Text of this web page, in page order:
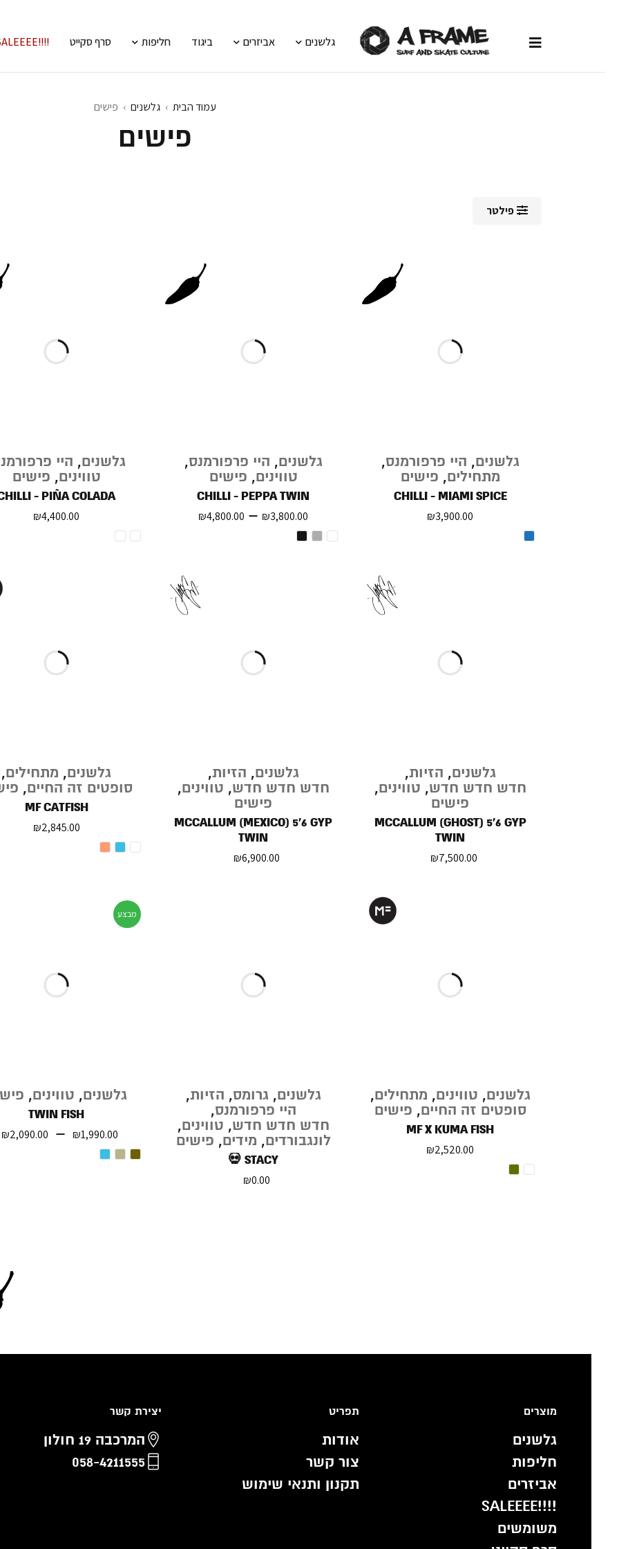
גלשנים אביזרים ביגוד חליפות סרף סקייט !!!!SALEEEE
עמוד הבית › גלשנים › פישים
פישים
פילטר
גלשנים, היי פרפורמנס,
מתחילים, פישים
CHILLI - MIAMI SPICE
₪3,900.00
גלשנים, היי פרפורמנס,
טווינים, פישים
CHILLI - PEPPA TWIN
₪3,800.00
–
₪4,800.00
גלשנים, היי
טווינים, פישים
- PIÑA COLADA
₪4,400.00
גלשנים, הזיות,
חדש חדש חדש, טווינים,
פישים
MCCALLUM (GHOST) 5'6 GYP
TWIN
₪7,500.00
גלשנים, הזיות,
חדש חדש חדש, טווינים,
פישים
MCCALLUM (MEXICO) 5'6 GYP
TWIN
₪6,900.00
גלשנים, מתחילים,
סופטים זה החיים,
MF CATFISH
₪2,845.00
גלשנים, טווינים, מתחילים,
סופטים זה החיים, פישים
MF X KUMA FISH
₪2,520.00
גלשנים, גרומס, הזיות,
היי פרפורמנס,
חדש חדש חדש, טווינים,
לונגבורדים, מידים, פישים
STACY 💀
₪0.00
מבצע
גלשנים, טווינים,
TWIN FISH
₪1,990.00
–
₪2,090.00
מוצרים
גלשנים
חליפות
אביזרים
!!!!SALEEEE
משומשים
תפריט
אודות
צור קשר
תקנון ותנאי שימוש
יצירת קשר
המרכבה 19 חולון
058-4211555